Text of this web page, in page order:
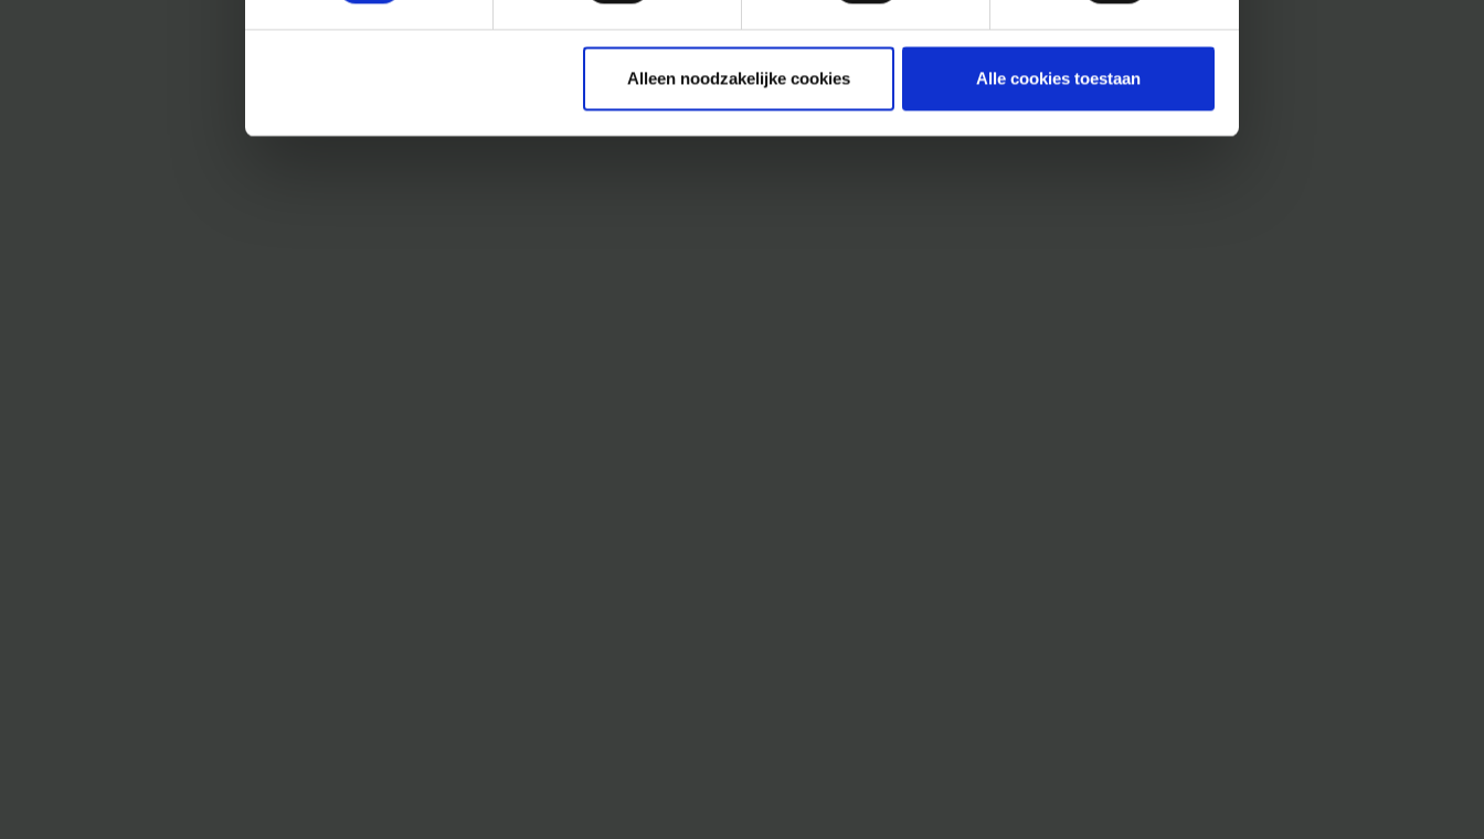
Alleen noodzakelijke cookies Alle cookies toestaan